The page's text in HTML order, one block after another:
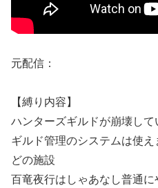
元配信：
【縛り内容】
ハンターズギルドが崩壊して
ギルド管理のシステムは使
どの施設
百竜夜行はしゃあなし普通に